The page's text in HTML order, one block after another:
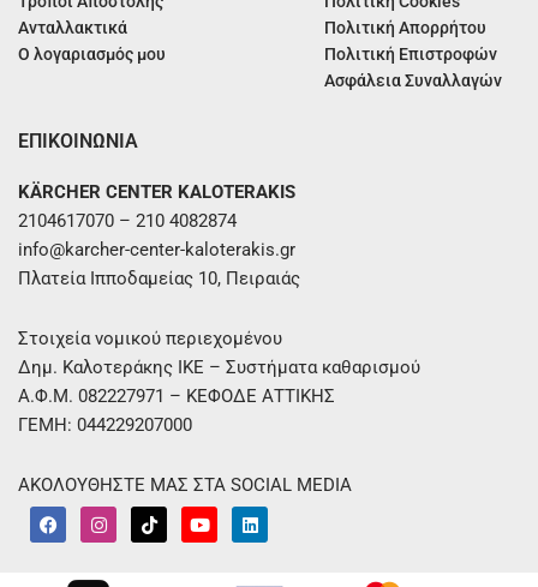
Ανταλλακτικά
Ο λογαριασμός μου
Πολιτική Απορρήτου
Πολιτική Επιστροφών
Ασφάλεια Συναλλαγών
ΕΠΙΚΟΙΝΩΝΙΑ
KÄRCHER CENTER KALOTERAKIS
2104617070 – 210 4082874
info@karcher-center-kaloterakis.gr
Πλατεία Ιπποδαμείας 10, Πειραιάς
Στοιχεία νομικού περιεχομένου
Δημ. Καλοτεράκης ΙΚΕ – Συστήματα καθαρισμού
Α.Φ.Μ. 082227971 – ΚΕΦΟΔΕ ΑΤΤΙΚΗΣ
ΓΕΜΗ: 044229207000
ΑΚΟΛΟΥΘΗΣΤΕ ΜΑΣ ΣΤΑ SOCIAL MEDIA
F
a
I
n
T
i
Y
o
L
i